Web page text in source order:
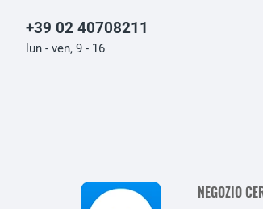
+39 02 40708211
lun - ven, 9 - 16
NEGOZIO